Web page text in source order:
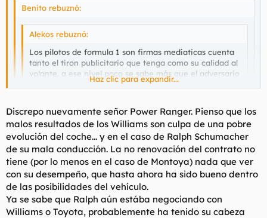
Benito rebuznó:
Alekos rebuznó:
Los pilotos de formula 1 son firmas mediaticas cuenta
tanto el tiron publicitario que tenga como su calidad al
volante. a ese nivel poco se sabe más que el adversario
es algo psicológico saberse y creerse el mejor y eso
dejarme al Nano traquilo le quedan muchos años por
delante
Haz clic para expandir...
Para ser un power ranger le veo informao.
Si cuando no esta ud despotricando hasta tiene tema de
conversacion..-
Date cuenta de que soy un apasionado de los deportes de
motor, y si tienes razon siempre estoy despotricando es lo que
más me entretiene, para hablar en serio tengo a mis amigos. y
está claro que los Williams no van por culpa de sus pilotos,
hasta un ciego lo vería.
Ambos acaban contrato y no serán renovados, quien se la
juega en esas condiciones?
Haz clic para expandir...
Discrepo nuevamente señor Power Ranger. Pienso que los
malos resultados de los Williams son culpa de una pobre
evolución del coche... y en el caso de Ralph Schumacher
de su mala conducción. La no renovación del contrato no
tiene (por lo menos en el caso de Montoya) nada que ver
con su desempeño, que hasta ahora ha sido bueno dentro
de las posibilidades del vehículo.
Ya se sabe que Ralph aún estába negociando con
Williams o Toyota, probablemente ha tenido su cabeza